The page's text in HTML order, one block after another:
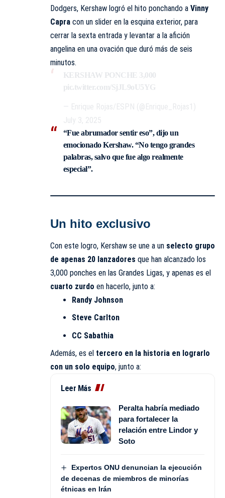
Dodgers, Kershaw logró el hito ponchando a Vinny
Capra con un slider en la esquina exterior, para
cerrar la sexta entrada y levantar a la afición
angelina en una ovación que duró más de seis
minutos.
KERSHAW PONCHE 3,000
pic.twitter.com/SjJL9oU5YG
— Enrique Rojas/ESPN (@Enrique_Rojas1)
July 3, 2025
“Fue abrumador sentir eso”, dijo un
emocionado Kershaw. “No tengo grandes
palabras, salvo que fue algo realmente
especial”.
Un hito exclusivo
Con este logro, Kershaw se une a un selecto grupo
de apenas 20 lanzadores que han alcanzado los
3,000 ponches en las Grandes Ligas, y apenas es el
cuarto zurdo en hacerlo, junto a:
Randy Johnson
Steve Carlton
CC Sabathia
Además, es el tercero en la historia en lograrlo
con un solo equipo, junto a:
Leer Más
Peralta habría mediado
para fortalecer la
relación entre Lindor y
Soto
Expertos ONU denuncian la ejecución
de decenas de miembros de minorías
étnicas en Irán